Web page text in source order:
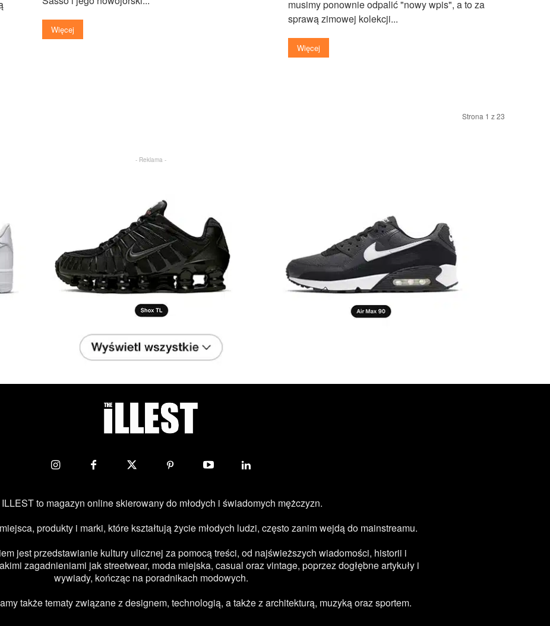
Więcej
musimy ponownie odpalić "nowy wpis", a to za
sprawą zimowej kolekcji...
Więcej
Strona 1 z 23
- Reklama -
to magazyn online skierowany do młodych i świadomych mężczyzn.
produkty i marki, które kształtują życie młodych ludzi, często zanim wejdą do mainstreamu.
jest przedstawianie kultury ulicznej za pomocą treści, od najświeższych wiadomości, historii i
zagadnieniami jak streetwear, moda miejska, casual oraz vintage, poprzez dogłębne artykuły i
wywiady, kończąc na poradnikach modowych.
także tematy związane z designem, technologią, a także z architekturą, muzyką oraz sportem.